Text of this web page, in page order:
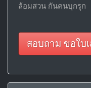
ล้อมสวน กันคนบุกรุก
สอบถาม ขอใบ